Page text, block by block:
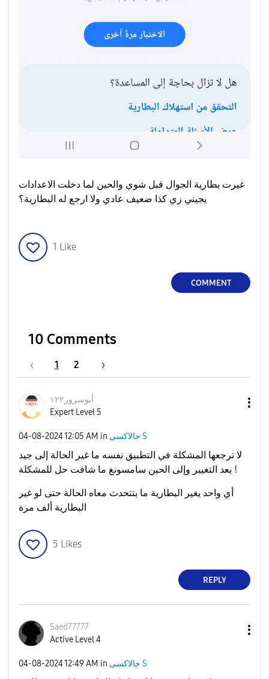
غيرت بطارية الجوال قبل شوي والحين لما دخلت الاعدادات
يجيني زي كذا ضعيف عادي ولا ارجع له البطارية؟
1 Like
COMMENT
10 Comments
1 2
أبوسرور١٢٢
Expert Level 5
‎04-08-202412:05 AM in جالاكسى S
لا ترجعها المشكلة في التطبيق نفسه ما غير الحالة إلى جيد
بعد التغيير وإلى الحين سامسونغ ما شافت حل للمشكلة !
أي واحد يغير البطارية ما بتتحدث معاه الحالة حتى لو غير
البطارية ألف مرة
5 Likes
REPLY
Saed77777
Active Level 4
‎04-08-202412:49 AM in جالاكسى S